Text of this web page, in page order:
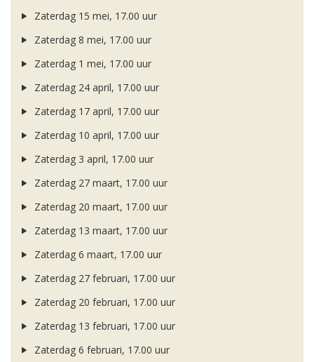
Zaterdag 15 mei, 17.00 uur
Zaterdag 8 mei, 17.00 uur
Zaterdag 1 mei, 17.00 uur
Zaterdag 24 april, 17.00 uur
Zaterdag 17 april, 17.00 uur
Zaterdag 10 april, 17.00 uur
Zaterdag 3 april, 17.00 uur
Zaterdag 27 maart, 17.00 uur
Zaterdag 20 maart, 17.00 uur
Zaterdag 13 maart, 17.00 uur
Zaterdag 6 maart, 17.00 uur
Zaterdag 27 februari, 17.00 uur
Zaterdag 20 februari, 17.00 uur
Zaterdag 13 februari, 17.00 uur
Zaterdag 6 februari, 17.00 uur